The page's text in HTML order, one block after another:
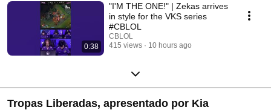
0:38
"I'M THE ONE!" | Zekas arrives
in style for the VKS series
#CBLOL
CBLOL
415 views
10 hours ago
Tropas Liberadas, apresentado por Kia